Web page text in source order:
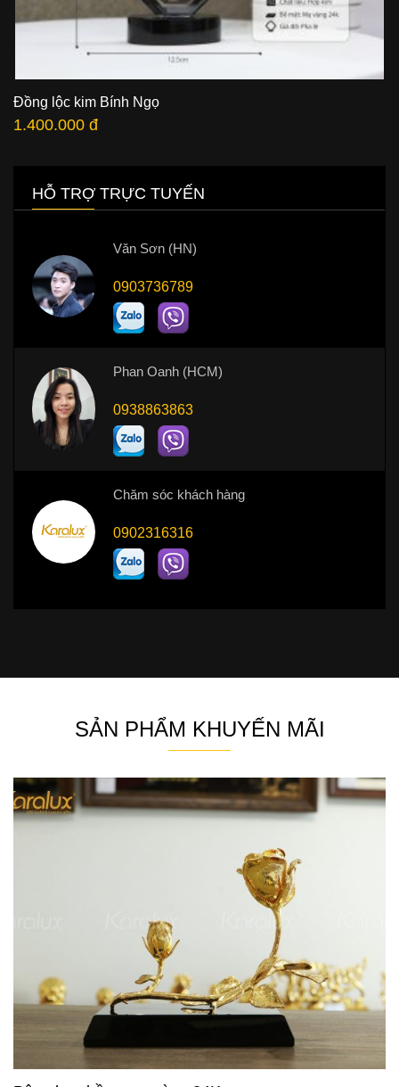
Đồng lộc kim Bính Ngọ
1.400.000 đ
HỖ TRỢ TRỰC TUYẾN
Văn Sơn (HN)
0903736789
Phan Oanh (HCM)
0938863863
Chăm sóc khách hàng
0902316316
SẢN PHẨM KHUYẾN MÃI